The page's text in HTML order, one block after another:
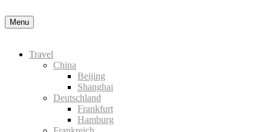
Menu
Travel
China
Beijing
Shanghai
Deutschland
Frankfurt
Hamburg
Information zu den Cookies in der Datenschutzerklärung